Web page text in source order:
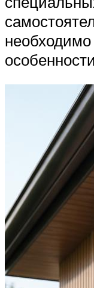
необходимо